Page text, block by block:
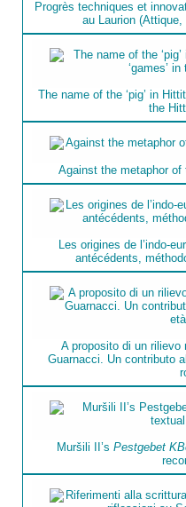
Progrès techniques et
au Laurion
The name of the ‘pig’ in
the
Against the metaphor of
Les origines de l’indo-
antécédents,
A proposito di un rilievo
Guarnacci. Un contributo
Muršili II’s Pestgebet